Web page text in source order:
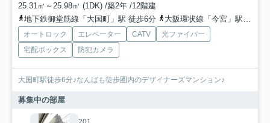
25.31㎡～25.98㎡ (1DK) /築2年 /12階建
地下鉄御堂筋線「大国町」駅 徒歩6分
大阪環状線「今宮」駅 徒歩7分
オートロック エレベーター CATV
光ファイバー
宅配ボックス
防犯カメラ
大国町駅徒歩6分♪なんばも徒歩圏内のデザイナーズマンション♪
募集中の部屋